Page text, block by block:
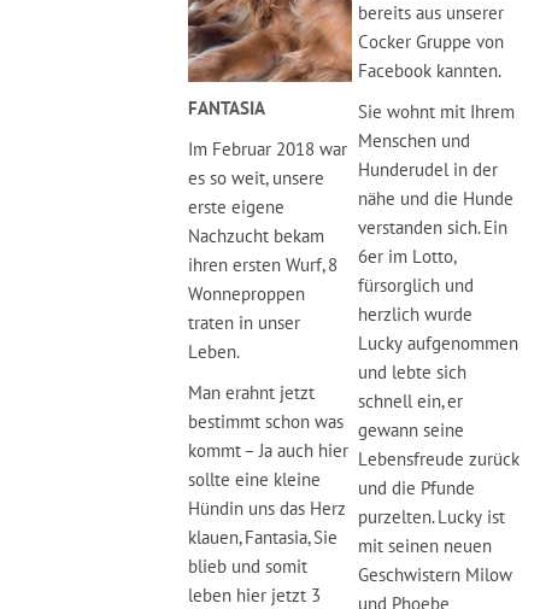
FANTASIA
Im Februar 2018 war
es so weit, unsere
erste eigene
Nachzucht bekam
ihren ersten Wurf, 8
Wonneproppen
traten in unser
Leben.
Man erahnt jetzt
bestimmt schon was
kommt – Ja auch hier
sollte eine kleine
Hündin uns das Herz
klauen, Fantasia, Sie
blieb und somit
leben hier jetzt 3
bereits aus unserer
Cocker Gruppe von
Facebook kannten.
Sie wohnt mit Ihrem
Menschen und
Hunderudel in der
nähe und die Hunde
verstanden sich. Ein
6er im Lotto,
fürsorglich und
herzlich wurde
Lucky aufgenommen
und lebte sich
schnell ein, er
gewann seine
Lebensfreude zurück
und die Pfunde
purzelten. Lucky ist
mit seinen neuen
Geschwistern Milow
und Phoebe